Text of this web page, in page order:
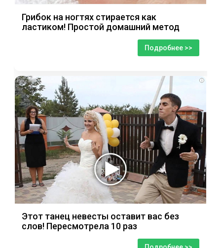
Грибок на ногтях стирается как
ластиком! Простой домашний метод
Подробнее >>
i
Этот танец невесты оставит вас без
слов! Пересмотрела 10 раз